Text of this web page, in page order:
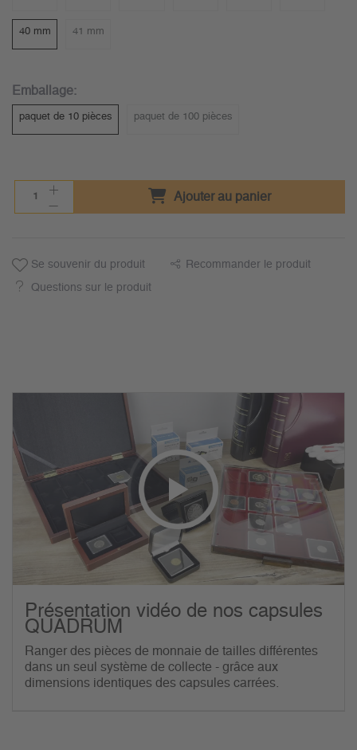
40 mm 41 mm
Emballage:
paquet de 10 pièces paquet de 100 pièces
Ajouter au panier
Se souvenir du produit Recommander le produit
Questions sur le produit
Présentation vidéo de nos capsules
QUADRUM
Ranger des pièces de monnaie de tailles différentes
dans un seul système de collecte - grâce aux
dimensions identiques des capsules carrées.